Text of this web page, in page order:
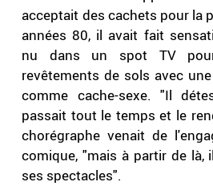
acceptait des cachets pour la
années 80, il avait fait
nu dans un spot TV
revêtements de sols avec
comme cache-sexe. "Il
passait tout le temps et le
chorégraphe venait de
comique, "mais à partir de là,
ses spectacles".